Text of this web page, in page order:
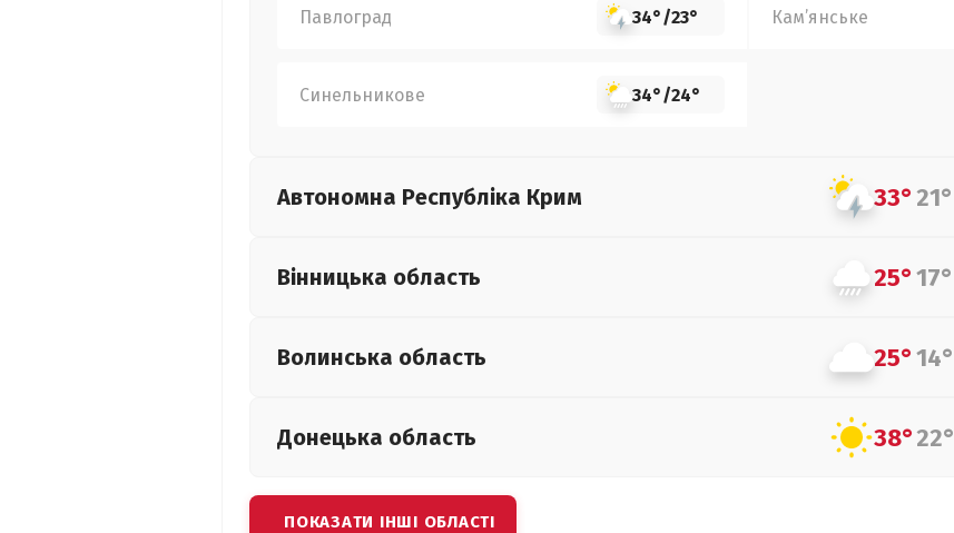
Павлоград 34°/23° Кам’янське
Синельникове 34°/24°
Автономна Республіка Крим 33°21°
Вінницька область 25°17°
Волинська область 25°14°
Донецька область 38°22°
ПОКАЗАТИ ІНШІ ОБЛАСТІ